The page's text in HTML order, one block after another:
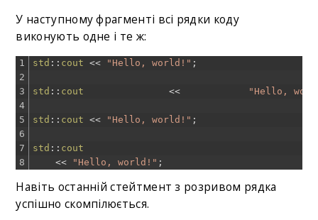
У наступному фрагменті всі рядки коду
виконують одне і те ж:
1
2
3
4
5
6
7
8
std :: cout << "Hello, world!" ;
std :: cout << "Hello,
std :: cout << "Hello, world!" ;
std :: cout
<<
"Hello, world!" ;
Навіть останній стейтмент з розривом рядка
успішно скомпілюється.